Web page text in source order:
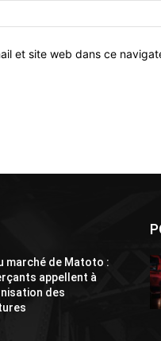
et site web dans ce
marché de Matoto :
appellent à
des